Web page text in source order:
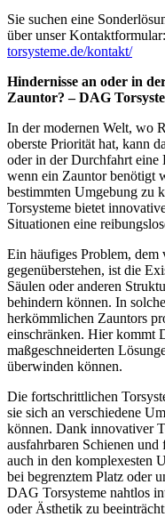
Sie suchen eine
über unser Kontaktformular:
torsysteme.de/kontakt/
Hindernisse an oder in
Zauntor? – DAG
In der modernen Welt, wo
oberste Priorität hat, kann
oder in der Durchfahrt eine
wenn ein Zauntor benötigt
bestimmten Umgebung zu
Torsysteme bietet
Situationen eine
Ein häufiges Problem,
gegenüberstehen, ist die
Säulen oder anderen
behindern können. In
herkömmlichen Zauntors
einschränken. Hier kommt
maßgeschneiderten
überwinden können.
Die fortschrittlichen
sie sich an verschiedene
können. Dank innovativer
ausfahrbaren Schienen
auch in den komplexesten
bei begrenztem Platz oder
DAG Torsysteme nahtlos
oder Ästhetik zu